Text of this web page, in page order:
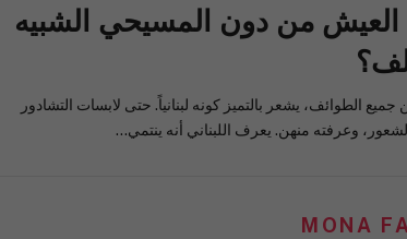
العيش من دون المسيحي الشبيه
جميع الطوائف، يشعر بالتميز كونه لبنانياً. حتى لابسات التشادور
وعرفته منهن. يعرف اللبناني أنه ينتمي…
MONA